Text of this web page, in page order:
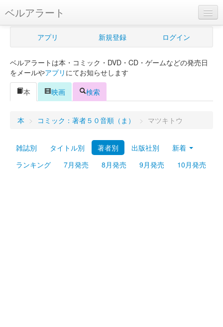
ベルアラート
ベルアラートとは
新規登録
ログイン
Myシェルフ
プレミアム
アプリ 新規登録 ログイン
ベルアラートは本・コミック・DVD・CD・ゲームなどの発売日
をメールやアプリ にてお知らせします
本
映画 検索
本 > コミック：著者５０音順（ま） > マツキトウ
雑誌別 タイトル別 著者別 出版社別
新着
ランキング
7月発売 8月発売 9月発売 10月発売